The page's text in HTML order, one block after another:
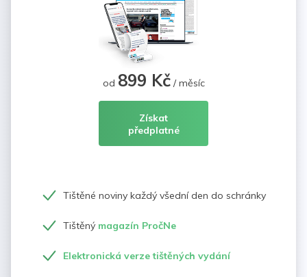
od 899 Kč/ měsíc
Získat
předplatné
Tištěné noviny každý všední den do schránky
Tištěný magazín PročNe
Elektronická verze tištěných vydání